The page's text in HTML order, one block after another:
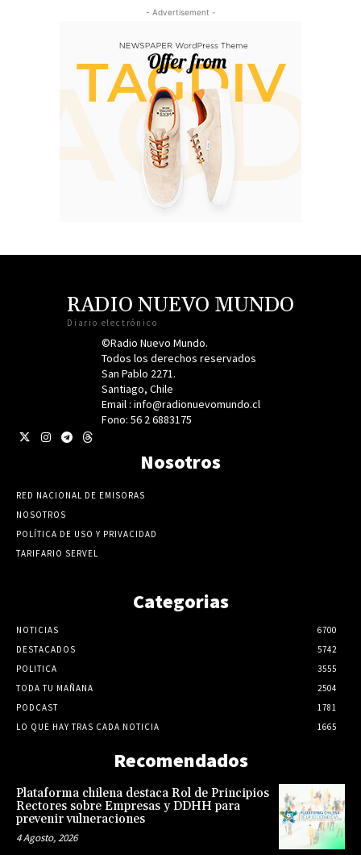
- Advertisement -
RADIO NUEVO MUNDO
Diario electrónico
©Radio Nuevo Mundo.
Todos los derechos reservados
San Pablo 2271.
Santiago, Chile
Email : info@radionuevomundo.cl
Fono: 56 2 6883175
Nosotros
RED NACIONAL DE EMISORAS
NOSOTROS
POLÍTICA DE USO Y PRIVACIDAD
TARIFARIO SERVEL
Categorias
NOTICIAS
6700
DESTACADOS
5742
POLITICA
3555
TODA TU MAÑANA
2504
PODCAST
1781
LO QUE HAY TRAS CADA NOTICIA
1665
Recomendados
Plataforma chilena destaca Rol de Principios
Rectores sobre Empresas y DDHH para
prevenir vulneraciones
4 Agosto, 2026